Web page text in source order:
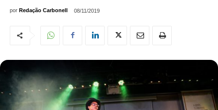
por Redação Carbonell 08/11/2019